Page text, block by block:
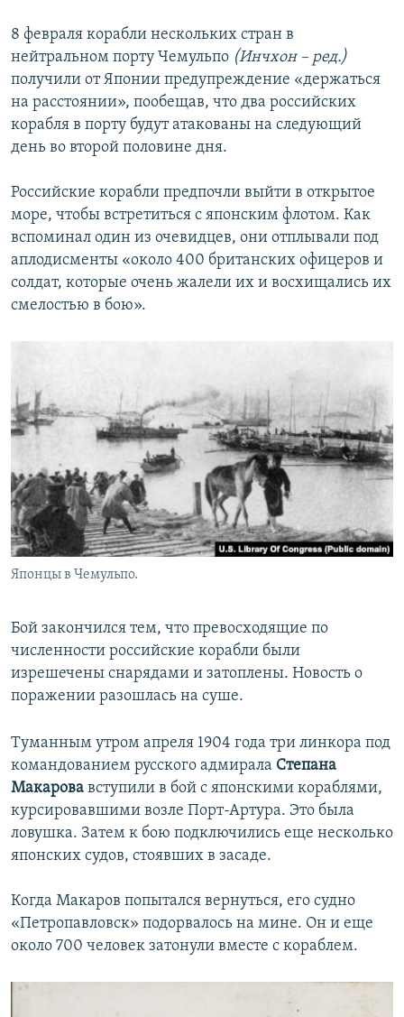
8 февраля корабли нескольких стран в
нейтральном порту Чемульпо (Инчхон – ред.)
получили от Японии предупреждение «держаться
на расстоянии», пообещав, что два российских
корабля в порту будут атакованы на следующий
день во второй половине дня.
Российские корабли предпочли выйти в открытое
море, чтобы встретиться с японским флотом. Как
вспоминал один из очевидцев, они отплывали под
аплодисменты «около 400 британских офицеров и
солдат, которые очень жалели их и восхищались их
смелостью в бою».
Японцы в Чемульпо.
Бой закончился тем, что превосходящие по
численности российские корабли были
изрешечены снарядами и затоплены. Новость о
поражении разошлась на суше.
Туманным утром апреля 1904 года три линкора под
командованием русского адмирала Степана
Макарова вступили в бой с японскими кораблями,
курсировавшими возле Порт-Артура. Это была
ловушка. Затем к бою подключились еще несколько
японских судов, стоявших в засаде.
Когда Макаров попытался вернуться, его судно
«Петропавловск» подорвалось на мине. Он и еще
около 700 человек затонули вместе с кораблем.